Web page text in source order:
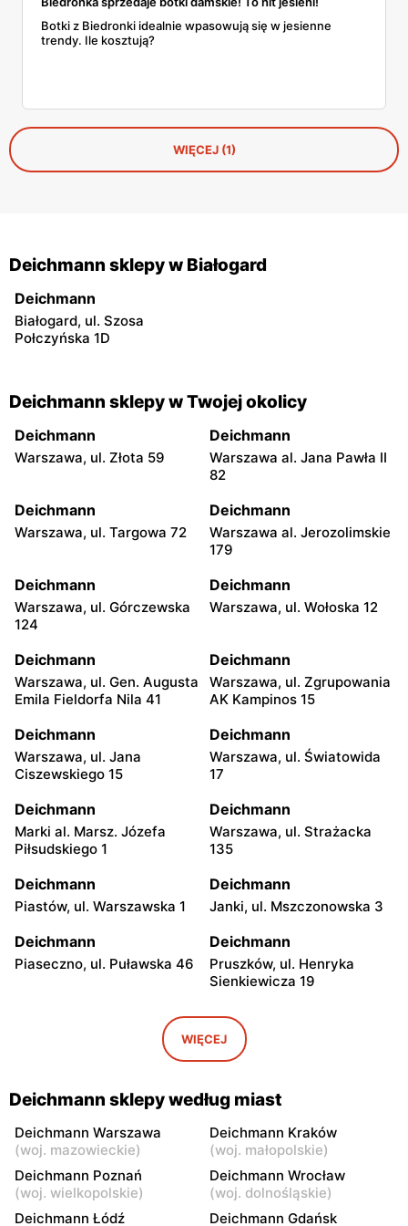
Botki z Biedronki idealnie wpasowują się w jesienne
trendy. Ile kosztują?
WIĘCEJ (1)
Deichmann sklepy w Białogard
Deichmann
Białogard, ul. Szosa
Połczyńska 1D
Deichmann sklepy w Twojej okolicy
Deichmann
Warszawa, ul. Złota 59
Deichmann
Warszawa al. Jana Pawła II
82
Deichmann
Warszawa, ul. Targowa 72
Deichmann
Warszawa al. Jerozolimskie
179
Deichmann
Warszawa, ul. Górczewska
124
Deichmann
Warszawa, ul. Wołoska 12
Deichmann
Warszawa, ul. Gen. Augusta
Emila Fieldorfa Nila 41
Deichmann
Warszawa, ul. Zgrupowania
AK Kampinos 15
Deichmann
Warszawa, ul. Jana
Ciszewskiego 15
Deichmann
Warszawa, ul. Światowida
17
Deichmann
Marki al. Marsz. Józefa
Piłsudskiego 1
Deichmann
Warszawa, ul. Strażacka
135
Deichmann
Piastów, ul. Warszawska 1
Deichmann
Janki, ul. Mszczonowska 3
Deichmann
Piaseczno, ul. Puławska 46
Deichmann
Pruszków, ul. Henryka
Sienkiewicza 19
Jabłonna, ul. Zegrzyńska 7
Deichmann
Wołomin, ul. Geodetów 2
Otwock, ul. Płk. Ryszarda
Milanówek, ul. Nowowiejska
2A
Deichmann
Nowy Dwór Mazowiecki, ul.
Gen. Jerzego Przemysława
Morawicza 2B
Deichmann
Grodzisk Mazowiecki, ul.
Rzemieślnicza 22
WIĘCEJ
Deichmann sklepy według miast
Deichmann Warszawa
(woj. mazowieckie)
Deichmann Kraków
(woj. małopolskie)
Deichmann Poznań
(woj. wielkopolskie)
Deichmann Wrocław
(woj. dolnośląskie)
Deichmann Łódź
Deichmann Gdańsk